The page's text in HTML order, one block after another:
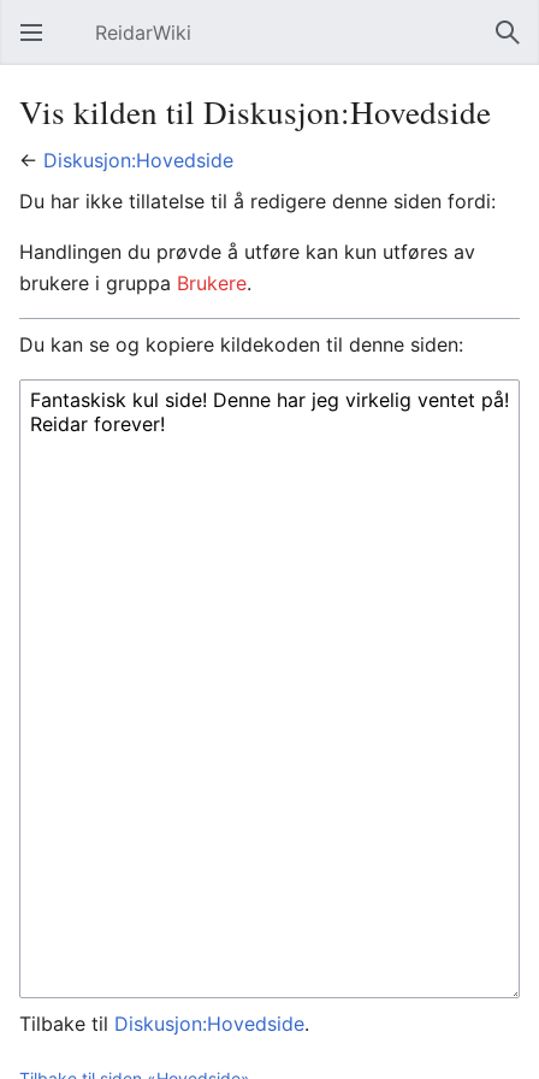
Åpne hovedmenyen ReidarWiki Søk
Vis kilden til Diskusjon:Hovedside
← Diskusjon:Hovedside
Du har ikke tillatelse til å redigere denne siden fordi:
Handlingen du prøvde å utføre kan kun utføres av
brukere i gruppa Brukere.
Du kan se og kopiere kildekoden til denne siden:
Tilbake til Diskusjon:Hovedside.